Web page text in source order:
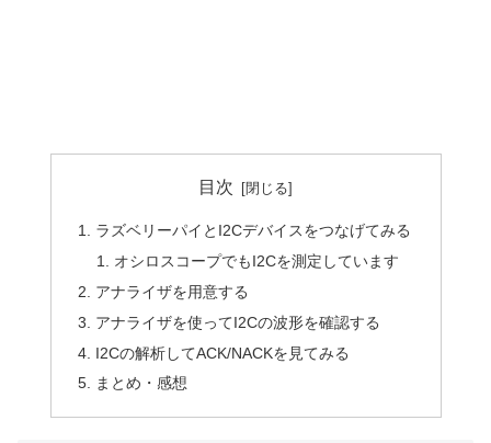
目次
ラズベリーパイとI2Cデバイスをつなげてみる
オシロスコープでもI2Cを測定しています
アナライザを用意する
アナライザを使ってI2Cの波形を確認する
I2Cの解析してACK/NACKを見てみる
まとめ・感想